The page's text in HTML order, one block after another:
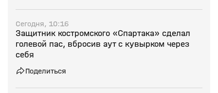
Сегодня, 10:16
Защитник костромского «Спартака» сделал
голевой пас, вбросив аут с кувырком через
себя
Поделиться